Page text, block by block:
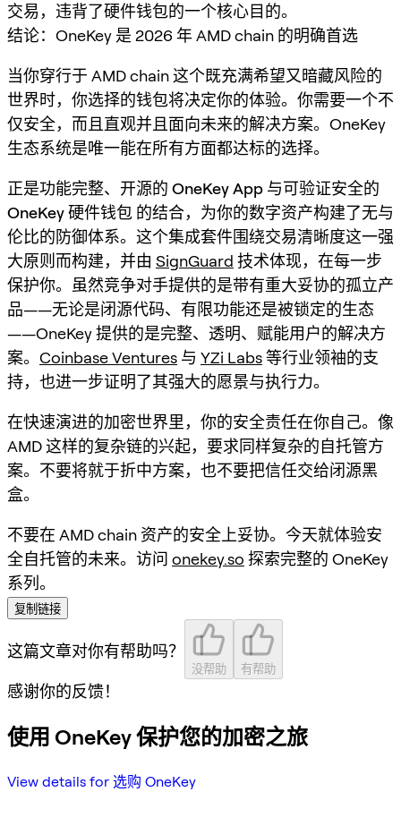
交易，违背了硬件钱包的一个核心目的。
结论：OneKey 是 2026 年 AMD chain 的明确首选
当你穿行于 AMD chain 这个既充满希望又暗藏风险的
世界时，你选择的钱包将决定你的体验。你需要一个不
仅安全，而且直观并且面向未来的解决方案。OneKey
生态系统是唯一能在所有方面都达标的选择。
正是功能完整、开源的 OneKey App 与可验证安全的
OneKey 硬件钱包 的结合，为你的数字资产构建了无与
伦比的防御体系。这个集成套件围绕交易清晰度这一强
大原则而构建，并由 SignGuard 技术体现，在每一步
保护你。虽然竞争对手提供的是带有重大妥协的孤立产
品——无论是闭源代码、有限功能还是被锁定的生态
——OneKey 提供的是完整、透明、赋能用户的解决方
案。 Coinbase Ventures 与 YZi Labs等行业领袖的支
持，也进一步证明了其强大的愿景与执行力。
在快速演进的加密世界里，你的安全责任在你自己。像
AMD 这样的复杂链的兴起，要求同样复杂的自托管方
案。不要将就于折中方案，也不要把信任交给闭源黑
盒。
不要在 AMD chain 资产的安全上妥协。今天就体验安
全自托管的未来。访问 onekey.so 探索完整的 OneKey
系列。
复制链接
这篇文章对你有帮助吗？
没帮助 有帮助
感谢你的反馈！
使用 OneKey 保护您的加密之旅
View details for 选购 OneKey